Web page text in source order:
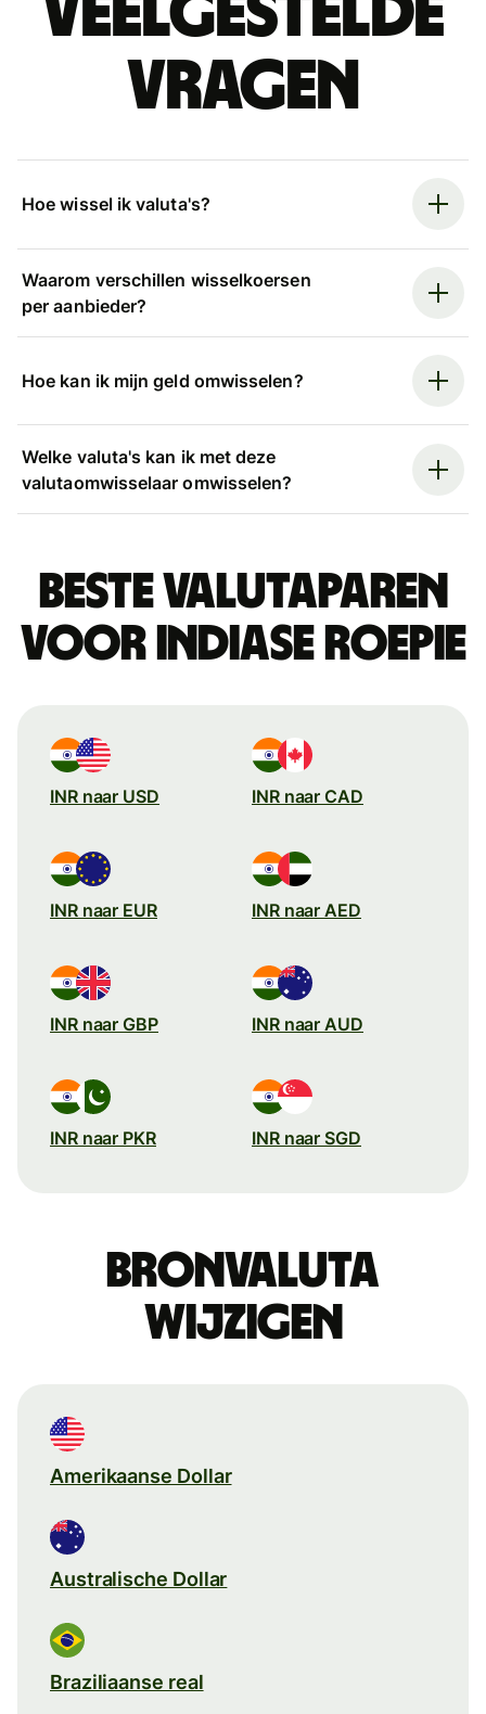
Veelgestelde
vragen
Hoe wissel ik valuta's?
Waarom verschillen wisselkoersen
per aanbieder?
Hoe kan ik mijn geld omwisselen?
Welke valuta's kan ik met deze
valutaomwisselaar omwisselen?
Beste valutaparen
voor Indiase roepie
INR naar USD INR naar CAD
INR naar EUR INR naar AED
INR naar GBP INR naar AUD
INR naar PKR INR naar SGD
Bronvaluta
wijzigen
Amerikaanse Dollar
Australische Dollar
Braziliaanse real